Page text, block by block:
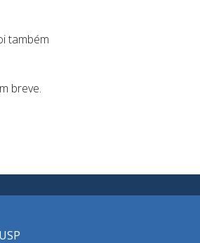
também
breve.